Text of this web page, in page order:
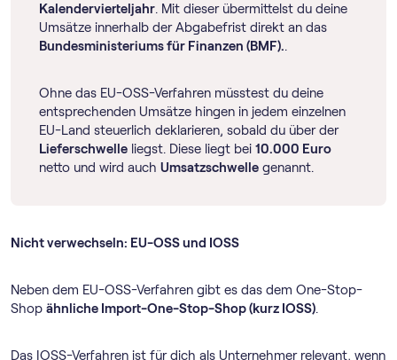
Kalendervierteljahr. Mit dieser übermittelst du deine
Umsätze innerhalb der Abgabefrist direkt an das
Bundesministeriums für Finanzen (BMF)..
Ohne das EU-OSS-Verfahren müsstest du deine
entsprechenden Umsätze hingen in jedem einzelnen
EU-Land steuerlich deklarieren, sobald du über der
Lieferschwelle liegst. Diese liegt bei 10.000 Euro
netto und wird auch Umsatzschwelle genannt.
Nicht verwechseln: EU-OSS und IOSS
Neben dem EU-OSS-Verfahren gibt es das dem One-Stop-
Shop ähnliche Import-One-Stop-Shop (kurz IOSS).
Das IOSS-Verfahren ist für dich als Unternehmer relevant, wenn